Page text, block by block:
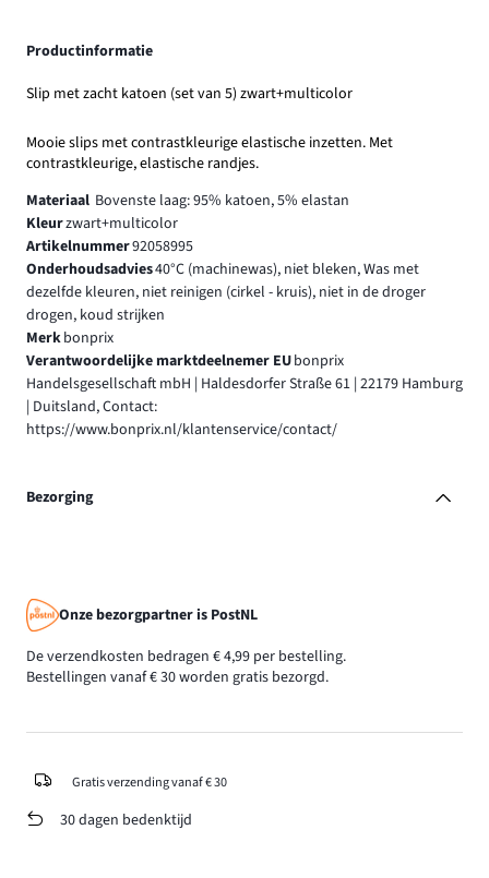
Productinformatie
Slip met zacht katoen (set van 5) zwart+multicolor
Mooie slips met contrastkleurige elastische inzetten. Met
contrastkleurige, elastische randjes.
Materiaal Bovenste laag: 95% katoen, 5% elastan
Kleurzwart+multicolor
Artikelnummer92058995
Onderhoudsadvies40°C (machinewas), niet bleken, Was met
dezelfde kleuren, niet reinigen (cirkel - kruis), niet in de droger
drogen, koud strijken
Merkbonprix
Verantwoordelijke marktdeelnemer EUbonprix
Handelsgesellschaft mbH | Haldesdorfer Straße 61 | 22179 Hamburg
| Duitsland, Contact:
https://www.bonprix.nl/klantenservice/contact/
Bezorging
Onze bezorgpartner is PostNL
De verzendkosten bedragen € 4,99 per bestelling.
Bestellingen vanaf € 30 worden gratis bezorgd.
Gratis verzending vanaf € 30
30 dagen bedenktijd